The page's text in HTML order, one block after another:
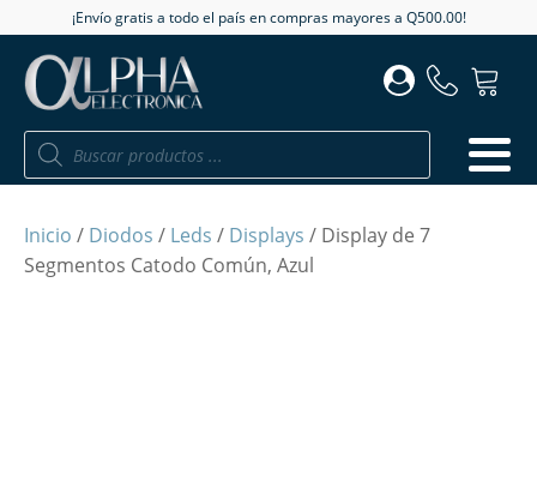
¡Envío gratis a todo el país en compras mayores a Q500.00!
Búsqueda
productos
Inicio / Diodos / Leds / Displays / Display de 7
Segmentos Catodo Común, Azul